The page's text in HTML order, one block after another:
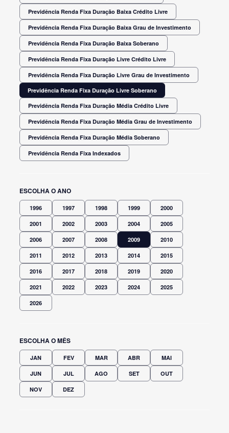
Previdência Renda Fixa Duração Baixa Crédito Livre
Previdência Renda Fixa Duração Baixa Grau de Investimento
Previdência Renda Fixa Duração Baixa Soberano
Previdência Renda Fixa Duração Livre Crédito Livre
Previdência Renda Fixa Duração Livre Grau de Investimento
Previdência Renda Fixa Duração Livre Soberano
Previdência Renda Fixa Duração Média Crédito Livre
Previdência Renda Fixa Duração Média Grau de Investimento
Previdência Renda Fixa Duração Média Soberano
Previdência Renda Fixa Indexados
ESCOLHA O ANO
1996 1997 1998 1999 2000
2001 2002 2003 2004 2005
2006 2007 2008 2009 2010
2011 2012 2013 2014 2015
2016 2017 2018 2019 2020
2021 2022 2023 2024 2025
2026
ESCOLHA O MÊS
JAN FEV MAR ABR MAI
JUN JUL AGO SET OUT
NOV DEZ